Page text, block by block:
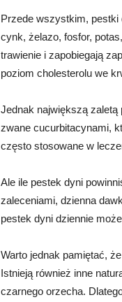
Przede wszystkim, pestki
cynk, żelazo, fosfor,
trawienie i zapobiegają
poziom cholesterolu we
Jednak największą zaletą
zwane cucurbitacynami,
często stosowane w
Ale ile pestek dyni
zaleceniami, dzienna
pestek dyni dziennie
Warto jednak pamiętać,
Istnieją również inne
czarnego orzecha.